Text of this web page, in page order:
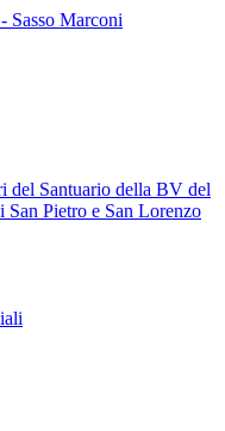
Sasso Marconi
del Santuario della BV del
San Pietro e San Lorenzo